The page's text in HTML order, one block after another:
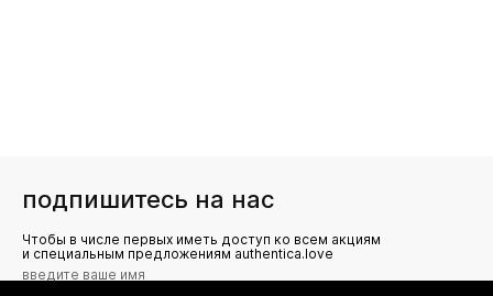
подпишитесь на нас
Чтобы в числе первых иметь доступ ко всем акциям
и специальным предложениям authentica.love